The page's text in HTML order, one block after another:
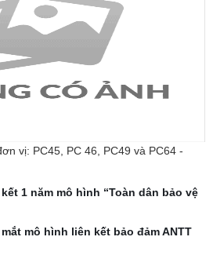
vị: PC45, PC 46, PC49 và PC64 -
1 năm mô hình “Toàn dân bảo vệ
mô hình liên kết bảo đảm ANTT